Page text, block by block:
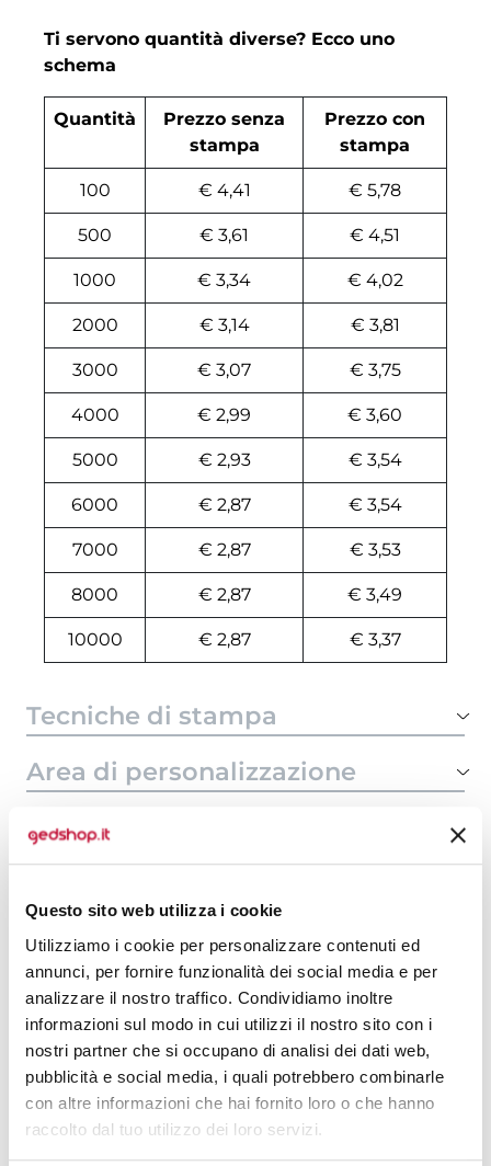
Questo sito web utilizza i cookie
Utilizziamo i cookie per personalizzare contenuti ed
annunci, per fornire funzionalità dei social media e per
analizzare il nostro traffico. Condividiamo inoltre
informazioni sul modo in cui utilizzi il nostro sito con i
nostri partner che si occupano di analisi dei dati web,
pubblicità e social media, i quali potrebbero combinarle
con altre informazioni che hai fornito loro o che hanno
raccolto dal tuo utilizzo dei loro servizi.
Ti servono quantità diverse? Ecco uno
schema
Quantità
Prezzo senza
stampa
Prezzo con
stampa
100 € 4,41 € 5,78
500 € 3,61 € 4,51
1000 € 3,34 € 4,02
2000 € 3,14 € 3,81
3000 € 3,07 € 3,75
4000 € 2,99 € 3,60
5000 € 2,93 € 3,54
6000 € 2,87 € 3,54
7000 € 2,87 € 3,53
8000 € 2,87 € 3,49
10000 € 2,87 € 3,37
Tecniche di stampa
Area di personalizzazione
Domande e risposte
Prodotti alternativi